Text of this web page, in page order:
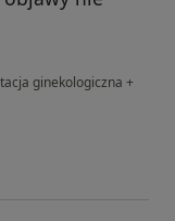
ginekologiczna +